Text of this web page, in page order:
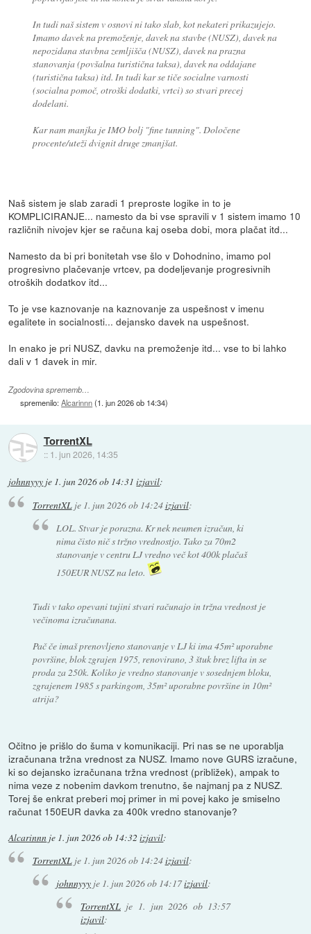
In tudi naš sistem v osnovi ni tako slab, kot nekateri prikazujejo.
Imamo davek na premoženje, davek na stavbe (NUSZ), davek na
nepozidana stavbna zemljišča (NUSZ), davek na prazna
stanovanja (povšalna turistična taksa), davek na oddajane
(turistična taksa) itd. In tudi kar se tiče socialne varnosti
(socialna pomoč, otroški dodatki, vrtci) so stvari precej
dodelani.
Kar nam manjka je IMO bolj "fine tunning". Določene
procente/uteži dvignit druge zmanjšat.
Naš sistem je slab zaradi 1 preproste logike in to je
KOMPLICIRANJE... namesto da bi vse spravili v 1 sistem imamo 10
različnih nivojev kjer se računa kaj oseba dobi, mora plačat itd...
Namesto da bi pri bonitetah vse šlo v Dohodnino, imamo pol
progresivno plačevanje vrtcev, pa dodeljevanje progresivnih
otroških dodatkov itd...
To je vse kaznovanje na kaznovanje za uspešnost v imenu
egalitete in socialnosti... dejansko davek na uspešnost.
In enako je pri NUSZ, davku na premoženje itd... vse to bi lahko
dali v 1 davek in mir.
Zgodovina sprememb…
spremenilo:Alcarinnn(1. jun 2026 ob 14:34)
TorrentXL
:: 1. jun 2026, 14:35
johnnyyy je 1. jun 2026 ob 14:31 izjavil:
TorrentXLje 1. jun 2026 ob 14:24izjavil:
LOL. Stvar je porazna. Kr nek neumen izračun, ki
nima čisto nič s tržno vrednostjo. Tako za 70m2
stanovanje v centru LJ vredno več kot 400k plačaš
150EUR NUSZ na leto.
Tudi v tako opevani tujini stvari računajo in tržna vrednost je
večinoma izračunana.
Pač če imaš prenovljeno stanovanje v LJ ki ima 45m² uporabne
površine, blok zgrajen 1975, renovirano, 3 štuk brez lifta in se
proda za 250k. Koliko je vredno stanovanje v sosednjem bloku,
zgrajenem 1985 s parkingom, 35m² uporabne površine in 10m²
atrija?
Očitno je prišlo do šuma v komunikaciji. Pri nas se ne uporablja
izračunana tržna vrednost za NUSZ. Imamo nove GURS izračune,
ki so dejansko izračunana tržna vrednost (približek), ampak to
nima veze z nobenim davkom trenutno, še najmanj pa z NUSZ.
Torej še enkrat preberi moj primer in mi povej kako je smiselno
računat 150EUR davka za 400k vredno stanovanje?
Alcarinnn je 1. jun 2026 ob 14:32 izjavil:
TorrentXLje 1. jun 2026 ob 14:24izjavil:
johnnyyy je 1. jun 2026 ob 14:17izjavil:
TorrentXLje 1. jun 2026 ob 13:57
izjavil: